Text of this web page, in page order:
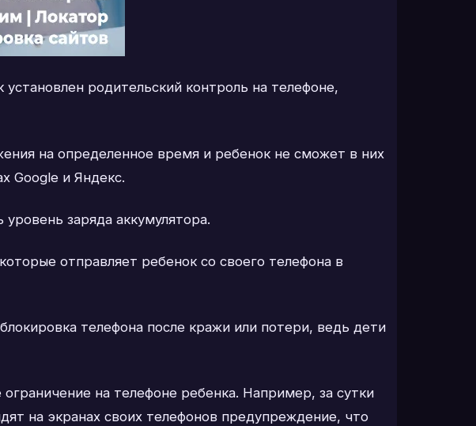
родительский контроль на телефоне,
на определенное время и ребенок не сможет в них
Google и Яндекс.
заряда аккумулятора.
отправляет ребенок со своего телефона в
телефона после кражи или потери, ведь дети
на телефоне ребенка. Например, за сутки
на экранах своих телефонов предупреждение, что